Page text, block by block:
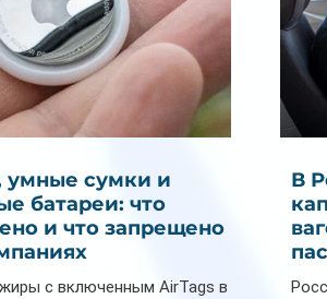
умные сумки и
батареи: что
и что запрещено в
с включенным AirTags в
В